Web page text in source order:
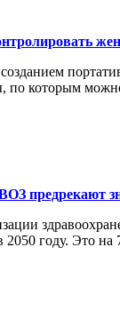
которым
предрекают
2050 году. Это на